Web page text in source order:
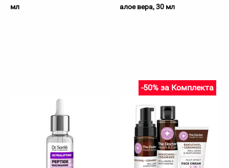
мл
алое вера, 30 мл
-50% за Комплекта